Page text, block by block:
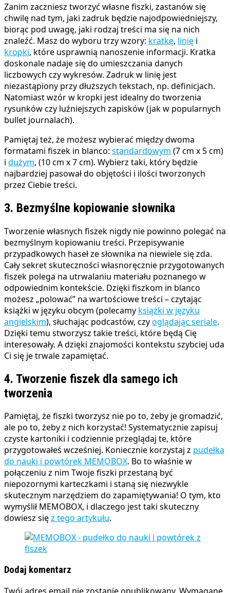
Zanim zaczniesz tworzyć własne fiszki, zastanów się
chwilę nad tym, jaki zadruk będzie najodpowiedniejszy,
biorąc pod uwagę, jaki rodzaj treści ma się na nich
znaleźć. Masz do wyboru trzy wzory: kratkę, linię i
kropki, które usprawnią nanoszenie informacji. Kratka
doskonale nadaje się do umieszczania danych
liczbowych czy wykresów. Zadruk w linię jest
niezastąpiony przy dłuższych tekstach, np. definicjach.
Natomiast wzór w kropki jest idealny do tworzenia
rysunków czy luźniejszych zapisków (jak w popularnych
bullet journalach).
Pamiętaj też, że możesz wybierać między dwoma
formatami fiszek in blanco: standardowym (7 cm x 5 cm)
i dużym, (10 cm x 7 cm). Wybierz taki, który będzie
najbardziej pasował do objętości i ilości tworzonych
przez Ciebie treści.
3. Bezmyślne kopiowanie słownika
Tworzenie własnych fiszek nigdy nie powinno polegać na
bezmyślnym kopiowaniu treści. Przepisywanie
przypadkowych haseł ze słownika na niewiele się zda.
Cały sekret skuteczności własnoręcznie przygotowanych
fiszek polega na utrwalaniu materiału poznanego w
odpowiednim kontekście. Dzięki fiszkom in blanco
możesz „polować” na wartościowe treści – czytając
książki w języku obcym (polecamy książki w języku
angielskim), słuchając podcastów, czyoglądając seriale.
Dzięki temu stworzysz takie treści, które będą Cię
interesowały. A dzięki znajomości kontekstu szybciej uda
Ci się je trwale zapamiętać.
4. Tworzenie fiszek dla samego ich
tworzenia
Pamiętaj, że fiszki tworzysz nie po to, żeby je gromadzić,
ale po to, żeby z nich korzystać! Systematycznie zapisuj
czyste kartoniki i codziennie przeglądaj te, które
przygotowałeś wcześniej. Koniecznie korzystaj z pudełka
do nauki i powtórek MEMOBOX. Bo to właśnie w
połączeniu z nim Twoje fiszki przestaną być
niepozornymi karteczkami i staną się niezwykle
skutecznym narzędziem do zapamiętywania! O tym, kto
wymyślił MEMOBOX, i dlaczego jest taki skuteczny
dowiesz sięz tego artykułu.
Dodaj komentarz